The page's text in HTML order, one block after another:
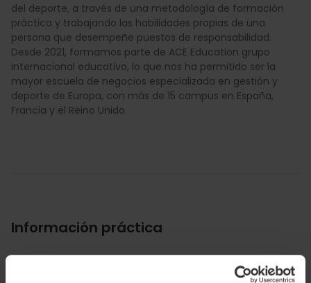
del deporte, a través de una metodología de formación
práctica y trabajando las habilidades propias de una
persona que desempeñe puestos de responsabilidad.
Desde 2021, formamos parte de ACE Education grupo
internacional educativo, lo que nos ha permitido ser la
mayor escuela de negocios especializada en gestión y
deporte de Europa, con más de 15 campus en España,
Francia y el Reino Unido.
Información práctica